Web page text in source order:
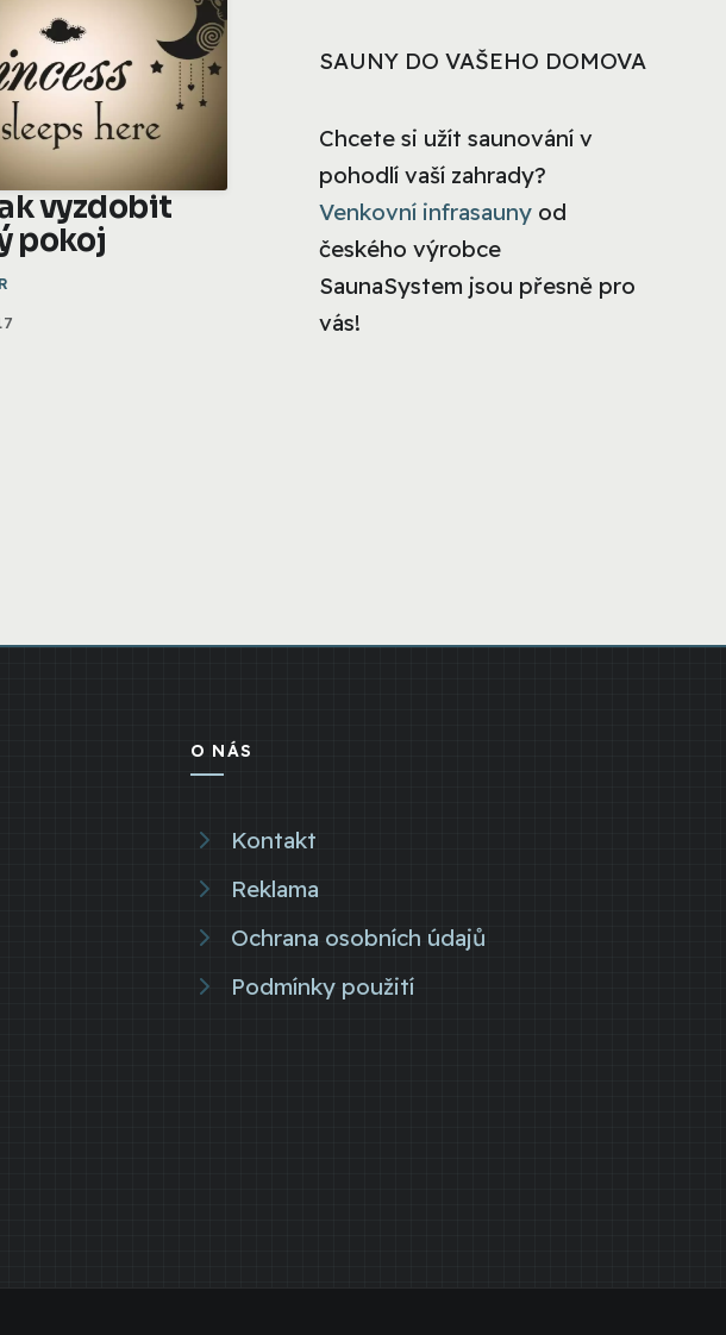
vyzdobit
pokoj
SAUNY DO VAŠEHO DOMOVA
Chcete si užít saunování v
pohodlí vaší zahrady?
Venkovní infrasauny od
českého výrobce
SaunaSystem jsou přesně pro
vás!
O NÁS
Kontakt
Reklama
Ochrana osobních údajů
Podmínky použití